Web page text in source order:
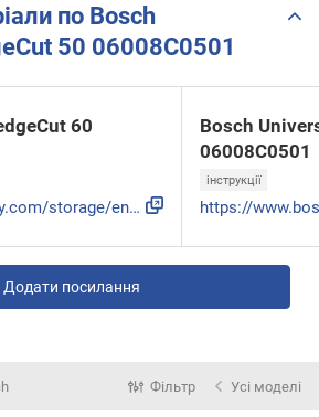
по Bosch
50 06008C0501
60
https://www.bosch-diy.com/storage/en-gb/advancedhedgecut-65...
Bosch
06008C0501
інструкції
Додати посилання
Фільтр Усі моделі